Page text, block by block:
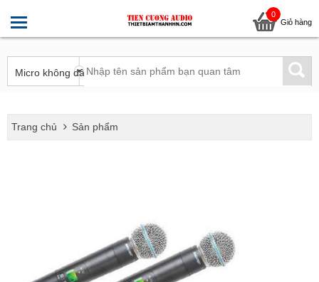
0
Giỏ hàng
Trang chủ Sản phẩm